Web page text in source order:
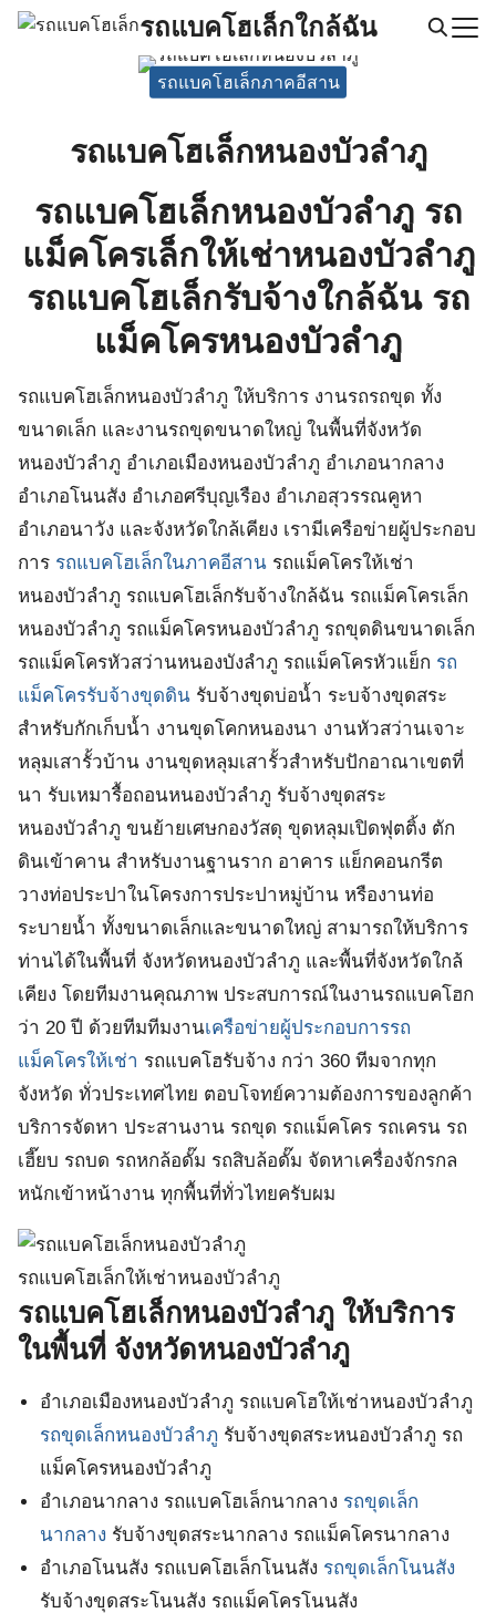
Skip
รถแบคโฮเล็กใกล้ฉัน
รถแบคโฮเล็กภาคอีสาน
รถแบคโฮเล็กหนองบัวลำภู
รถแบคโฮเล็กหนองบัวลำภู รถ
แม็คโครเล็กให้เช่าหนองบัวลำภู
รถแบคโฮเล็กรับจ้างใกล้ฉัน รถ
แม็คโครหนองบัวลำภู
รถแบคโฮเล็กหนองบัวลำภู ให้บริการ งานรถรถขุด ทั้ง
ขนาดเล็ก และงานรถขุดขนาดใหญ่ ในพื้นที่จังหวัด
หนองบัวลำภู อำเภอเมืองหนองบัวลำภู อำเภอนากลาง
อำเภอโนนสัง อำเภอศรีบุญเรือง อำเภอสุวรรณคูหา
อำเภอนาวัง และจังหวัดใกล้เคียง เรามีเครือข่ายผู้ประกอบ
การ รถแบคโฮเล็กในภาคอีสาน รถแม็คโครให้เช่า
หนองบัวลำภู รถแบคโฮเล็กรับจ้างใกล้ฉัน รถแม็คโครเล็ก
หนองบัวลำภู รถแม็คโครหนองบัวลำภู รถขุดดินขนาดเล็ก
รถแม็คโครหัวสว่านหนองบังลำภู รถแม็คโครหัวแย็ก รถ
แม็คโครรับจ้างขุดดิน รับจ้างขุดบ่อน้ำ ระบจ้างขุดสระ
สำหรับกักเก็บน้ำ งานขุดโคกหนองนา งานหัวสว่านเจาะ
หลุมเสารั้วบ้าน งานขุดหลุมเสารั้วสำหรับปักอาณาเขตที่
นา รับเหมารื้อถอนหนองบัวลำภู รับจ้างขุดสระ
หนองบัวลำภู ขนย้ายเศษกองวัสดุ ขุดหลุมเปิดฟุตติ้ง ตัก
ดินเข้าคาน สำหรับงานฐานราก อาคาร แย็กคอนกรีต
วางท่อประปาในโครงการประปาหมู่บ้าน หรืองานท่อ
ระบายน้ำ ทั้งขนาดเล็กและขนาดใหญ่ สามารถให้บริการ
ท่านได้ในพื้นที่ จังหวัดหนองบัวลำภู และพื้นที่จังหวัดใกล้
เคียง โดยทีมงานคุณภาพ ประสบการณ์ในงานรถแบคโฮก
ว่า 20 ปี ด้วยทีมทีมงานเครือข่ายผู้ประกอบการรถ
แม็คโครให้เช่า รถแบคโฮรับจ้าง กว่า 360 ทีมจากทุก
จังหวัด ทั่วประเทศไทย ตอบโจทย์ความต้องการของลูกค้า
บริการจัดหา ประสานงาน รถขุด รถแม็คโคร รถเครน รถ
เฮี๊ยบ รถบด รถหกล้อดั๊ม รถสิบล้อดั๊ม จัดหาเครื่องจักรกล
หนักเข้าหน้างาน ทุกพื้นที่ทั่วไทยครับผม
รถแบคโฮเล็กให้เช่าหนองบัวลำภู
รถแบคโฮเล็กหนองบัวลำภู ให้บริการ
ในพื้นที่ จังหวัดหนองบัวลำภู
อำเภอเมืองหนองบัวลำภู รถแบคโฮให้เช่าหนองบัวลำภู
รถขุดเล็กหนองบัวลำภู รับจ้างขุดสระหนองบัวลำภู รถ
แม็คโครหนองบัวลำภู
อำเภอนากลาง รถแบคโฮเล็กนากลาง รถขุดเล็ก
นากลาง รับจ้างขุดสระนากลาง รถแม็คโครนากลาง
อำเภอโนนสัง รถแบคโฮเล็กโนนสัง รถขุดเล็กโนนสัง
รับจ้างขุดสระโนนสัง รถแม็คโครโนนสัง